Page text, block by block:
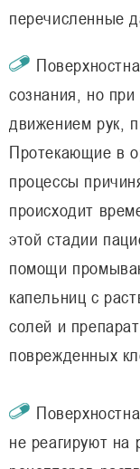
перечисленные
сознания, но
движением рук,
Протекающие в
процессы
происходит
этой стадии
помощи
капельниц с
солей и
поврежденных
не реагируют на